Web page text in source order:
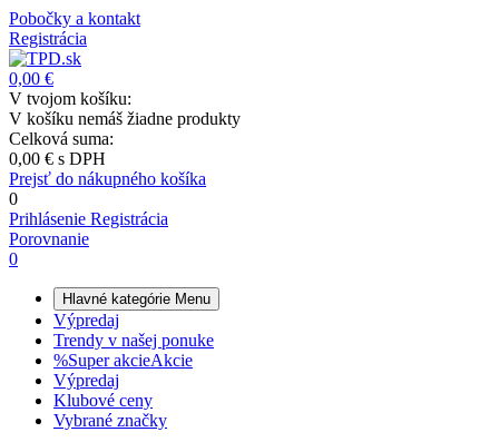
Pobočky a kontakt
Registrácia
0,00 €
V tvojom košíku:
V košíku nemáš žiadne produkty
Celková suma:
0,00 € s DPH
Prejsť do nákupného košíka
0
Prihlásenie Registrácia
Porovnanie
0
Hlavné kategórie Menu
Výpredaj
Trendy v našej ponuke
%Super akcieAkcie
Výpredaj
Klubové ceny
Vybrané značky